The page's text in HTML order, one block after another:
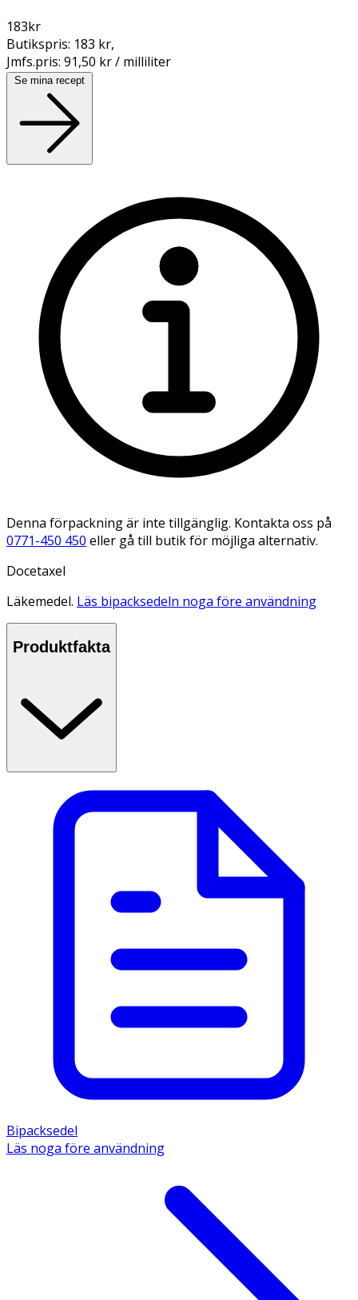
183kr
Butikspris: 183 kr,
Jmfs.pris: 91,50 kr / milliliter
Se mina recept
Denna förpackning är inte tillgänglig. Kontakta oss på
0771-450 450 eller gå till butik för möjliga alternativ.
Docetaxel
Läkemedel. Läs bipacksedeln noga före användning
Produktfakta
Bipacksedel
Läs noga före användning